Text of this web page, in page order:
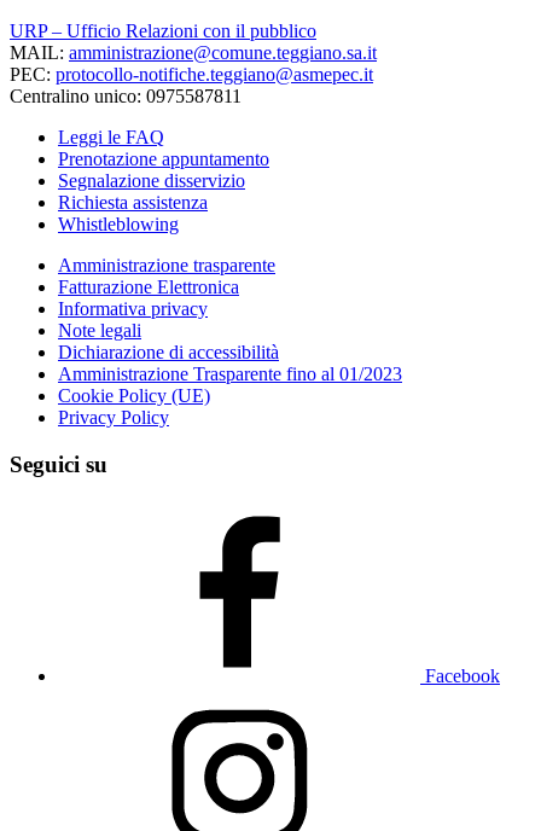
URP – Ufficio Relazioni con il pubblico
MAIL: amministrazione@comune.teggiano.sa.it
PEC: protocollo-notifiche.teggiano@asmepec.it
Centralino unico: 0975587811
Leggi le FAQ
Prenotazione appuntamento
Segnalazione disservizio
Richiesta assistenza
Whistleblowing
Amministrazione trasparente
Fatturazione Elettronica
Informativa privacy
Note legali
Dichiarazione di accessibilità
Amministrazione Trasparente fino al 01/2023
Cookie Policy (UE)
Privacy Policy
Seguici su
Facebook